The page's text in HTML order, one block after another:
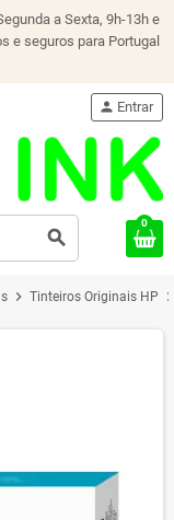
a Sexta, 9h-13h e
e seguros para Portugal
search
person Entrar
0
chevron_right Tinteiros Originais HP